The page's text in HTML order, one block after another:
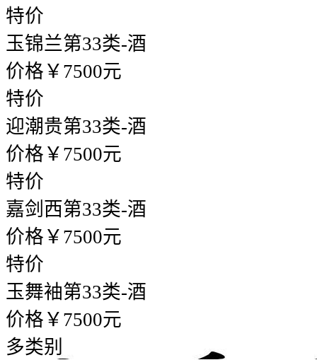
特价
玉锦兰第33类-酒
价格￥7500元
特价
迎潮贵第33类-酒
价格￥7500元
特价
嘉剑西第33类-酒
价格￥7500元
特价
玉舞袖第33类-酒
价格￥7500元
多类别